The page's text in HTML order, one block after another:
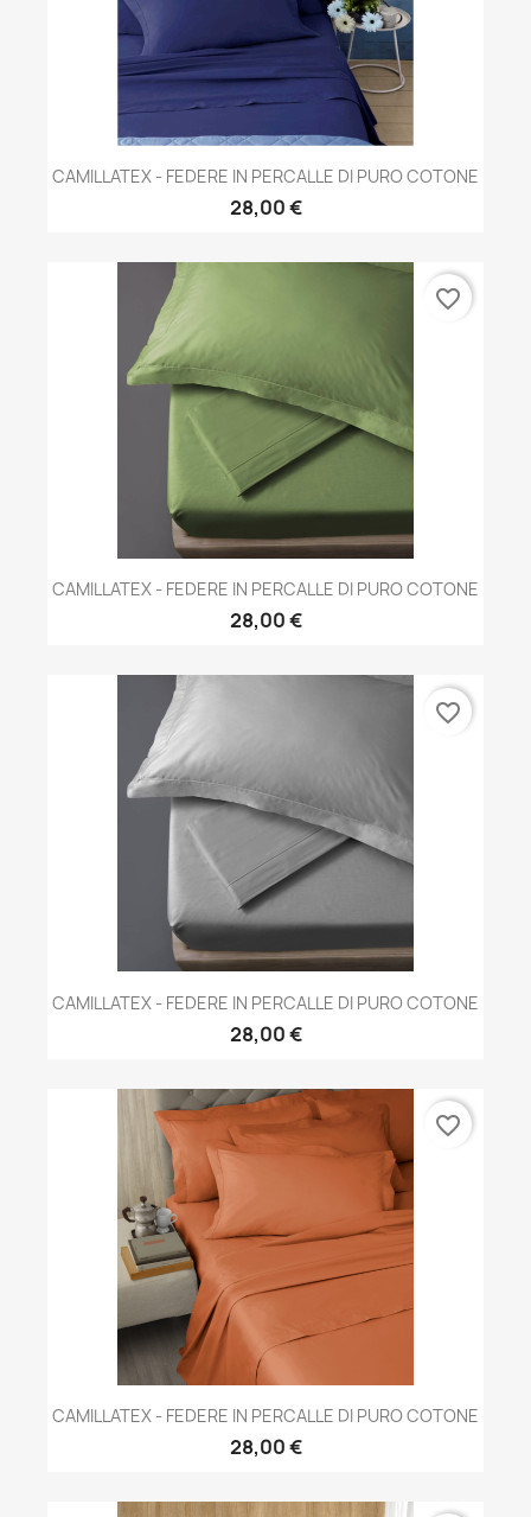
CAMILLATEX - FEDERE IN PERCALLE DI PURO COTONE
28,00 €
CAMILLATEX - FEDERE IN PERCALLE DI PURO COTONE
28,00 €
favorite_border
CAMILLATEX - FEDERE IN PERCALLE DI PURO COTONE
28,00 €
favorite_border
CAMILLATEX - FEDERE IN PERCALLE DI PURO COTONE
28,00 €
favorite_border